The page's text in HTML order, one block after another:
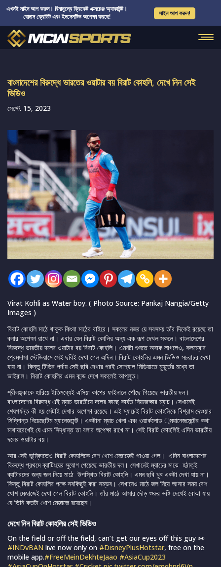
এখনই সাইন আপ করুন। বিনামূল্যে ক্রিকেট এক্সচেঞ্জ অ্যাকাউন্ট।
বোনাস ক্রেডিট এবং ইনসেনটিভ অপেক্ষা করছে!
সাইন আপ করুন!
বাংলাদেশের বিরুদ্ধে ভারতের ওয়াটার বয় বিরাট কোহলি, দেখে নিন সেই
ভিডিও
সেপ্টে. 15, 2023
Virat Kohli as Water boy. ( Photo Source: Pankaj Nangia/Getty
Images )
বিরাট কোহলি মাঠে থাকুক কিংবা মাঠের বাইরে। সকলের নজর য়ে সবসময় তাঁর দিকেই রয়েছে তা
বলার অপেক্ষা রাখে না। এবার যেন বিরাট কোলির অন্য এক রূপ দেখল সকলে। বাংলাদেশের
বিরুদ্ধে ভারতীয় দলের ওয়াটার বয় বিরাট কোহলি। এমনটা শুনতে অবাক লাগলেও, কলম্বোর
প্রেমদাসা স্টেডিয়ামে সেই ছবিই দেখা গেল এদিন। বিরাট কোহলির এমন ভিডিও সচরাচর দেখা
যায় না। কিন্তু টিভির পর্দায় সেই ছবি দেখার পরই সোশ্যাল মিডিয়াতে মুহূর্তের মধ্যে তা
ভাইরাল। বিরাট কোহলির এমন কান্ড দেখে সকলেই আপ্লুত।
শ্রীলঙ্কাকে হারিয়ে ইতিমধ্যেই এসিয়া কাপের ফাইনালে পৌঁছে গিয়েছে ভারতীয় দল।
বাংলাদেশের বিরুদ্ধে এই ম্যাচ ভারতীয়ে দলের কাছে কার্যত নিয়মরক্ষার ম্যাচ। সেখানেই
শেষপর্যন্ত কী হয় সেটাই দেখার অপেক্ষা রয়েছে। এই ম্যাচেই বিরাট কোহলিকে বিশ্রাম দেওয়ার
সিদি্দান্ত নিয়েছেটিম ম্যানেজমেন্ট। একটানা ম্যাচ খেলা এবং ওয়ার্কলোড ্মযানেজমেন্টের কথা
মাথায়রেখেই যে এমন সিদ্ধান্ত তা বলার অপেক্ষা রাখে না। সেই বিরাট কোহলিই এদিন ভারতীয়
দলের ওয়াটার বয়।
আর সেই ভূমি্কাতেও বিরাট কোহলিকে বেশ খোশ মেজাজেই পাওয়া গেল। এদিন বাংলাদেশের
বিরুদ্ধে প্রথমে ব্যাটিংয়ের সুযোগ পেয়েছে ভারতীয় দল। সেখানেই ম্যাচের মাঝে হঠাত্ই
ব্যাটারদের জন্য জল নিয়ে মাঠে উপস্থিত বিরাট কোহলি। এমন ছবি খুব একটা দেখা যায় না।
কিন্তু বিরাট কোহলির পক্ষে সবকিছুই করা সম্ভব। সেখানেও মাঠে জল নিয়ে আসার সময় বেশ
খোশ মেজাজেই দেখা গেল বিরাট কোহলি। তাঁর মাঠে আসার দৌড় শুরুর ভঙ্গি দেখেই বোঝা যায়
যে তিনি কতটা খোশ মেজাজে রয়েছেন।
দেখে নিন বিরাট কোহলির সেই ভিডিও
On the field or off the field, can’t get our eyes off this guy 👀
#INDvBAN live now only on #DisneyPlusHotstar, free on the
mobile app.#FreeMeinDekhteJaao #AsiaCup2023